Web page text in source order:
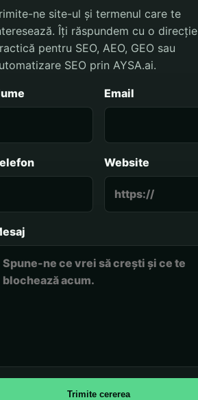
ne site-ul și termenul care te
Îți răspundem cu o direcție
pentru SEO, AEO, GEO sau
SEO prin AYSA.ai.
Email
Website
Trimite cererea